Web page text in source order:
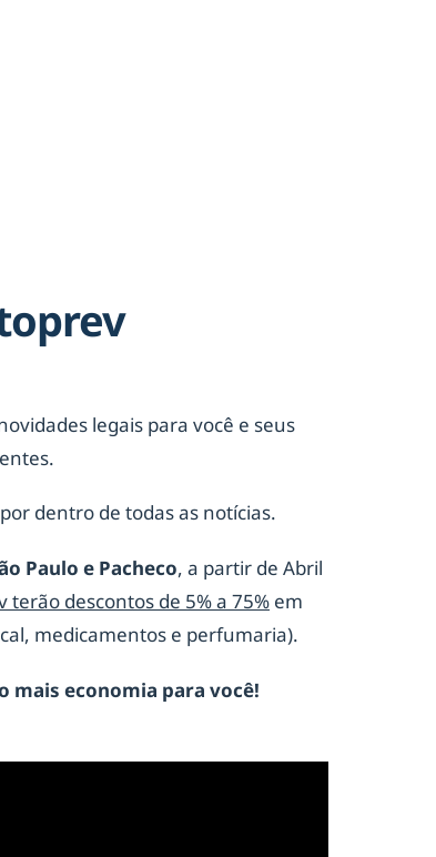
legais para você e seus
dentro de todas as notícias.
Paulo e Pacheco, a partir de Abril
descontos de 5% a 75% em
medicamentos e perfumaria).
mais economia para você!